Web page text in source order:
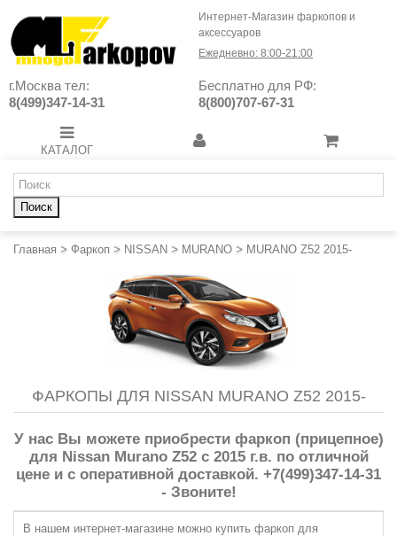
Интернет-Магазин фаркопов и
аксессуаров
Ежедневно: 8:00-21:00
г.Москва тел:
8(499)347-14-31
Бесплатно для РФ:
8(800)707-67-31
КАТАЛОГ
Поиск
Главная > Фаркоп > NISSAN > MURANO > MURANO Z52 2015-
ФАРКОПЫ ДЛЯ NISSAN MURANO Z52 2015-
У нас Вы можете приобрести фаркоп (прицепное)
для Nissan Murano Z52 с 2015 г.в. по отличной
цене и с оперативной доставкой. +7(499)347-14-31
- Звоните!
В нашем интернет-магазине можно купить фаркоп для